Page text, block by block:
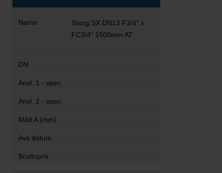
Slang SX DN13 F3/4" x
FC3/4" 1500mm AT